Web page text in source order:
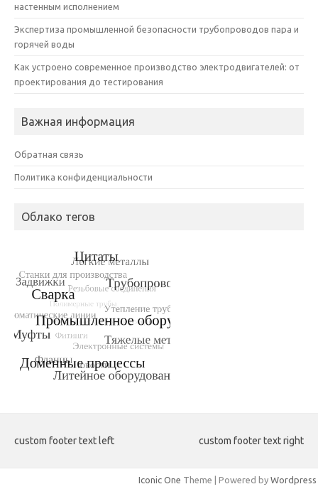
настенным исполнением
Экспертиза промышленной безопасности трубопроводов пара и
горячей воды
Как устроено современное производство электродвигателей: от
проектирования до тестирования
Важная информация
Обратная связь
Политика конфиденциальности
Облако тегов
custom footer text left custom footer text right
Iconic One Theme | Powered by Wordpress